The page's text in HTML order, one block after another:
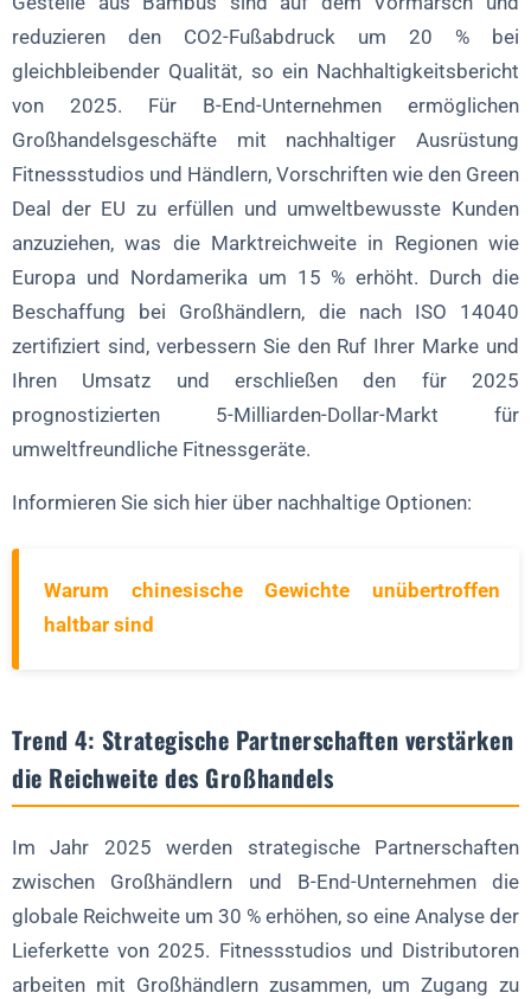
reduzieren den CO2-Fußabdruck um 20 % bei
gleichbleibender Qualität, so ein Nachhaltigkeitsbericht
von 2025. Für B-End-Unternehmen ermöglichen
Großhandelsgeschäfte mit nachhaltiger Ausrüstung
Fitnessstudios und Händlern, Vorschriften wie den Green
Deal der EU zu erfüllen und umweltbewusste Kunden
anzuziehen, was die Marktreichweite in Regionen wie
Europa und Nordamerika um 15 % erhöht. Durch die
Beschaffung bei Großhändlern, die nach ISO 14040
zertifiziert sind, verbessern Sie den Ruf Ihrer Marke und
Ihren Umsatz und erschließen den für 2025
prognostizierten 5-Milliarden-Dollar-Markt für
umweltfreundliche Fitnessgeräte.
Informieren Sie sich hier über nachhaltige Optionen:
Warum chinesische Gewichte unübertroffen
haltbar sind
Trend 4: Strategische Partnerschaften verstärken
die Reichweite des Großhandels
Im Jahr 2025 werden strategische Partnerschaften
zwischen Großhändlern und B-End-Unternehmen die
globale Reichweite um 30 % erhöhen, so eine Analyse der
Lieferkette von 2025. Fitnessstudios und Distributoren
arbeiten mit Großhändlern zusammen, um Zugang zu